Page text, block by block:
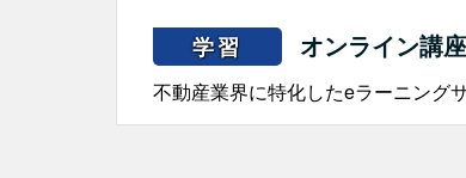
学習 オンライン講座
不動産業界に特化したeラーニングサ